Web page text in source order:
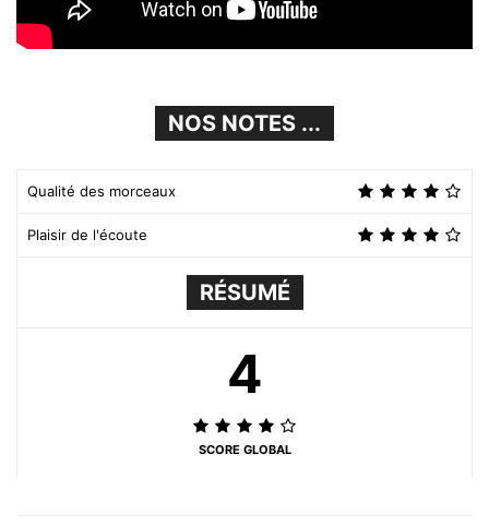
NOS NOTES ...
Qualité des morceaux
Plaisir de l'écoute
RÉSUMÉ
4
SCORE GLOBAL